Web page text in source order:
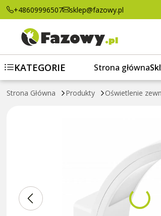
+48609996507 sklep@fazowy.pl
KATEGORIE Strona główna
Strona Główna Produkty Oświetlenie
OPRAWA PARIS LED Z